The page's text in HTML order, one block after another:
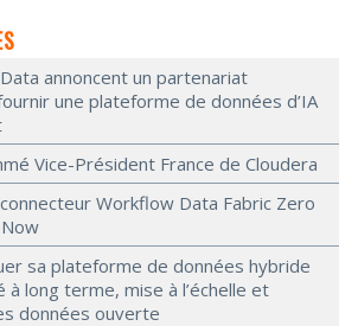
annoncent un partenariat
une plateforme de données d’IA
Vice-Président France de Cloudera
Workflow Data Fabric Zero
sa plateforme de données hybride
long terme, mise à l’échelle et
données ouverte